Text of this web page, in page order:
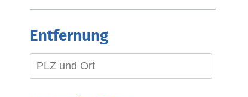
Entfernung